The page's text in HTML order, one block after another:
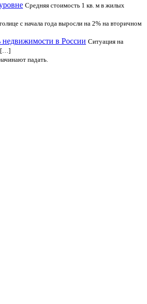
Средняя стоимость 1 кв. м в жилых
с начала года выросли на 2% на вторичном
в России Ситуация на
[…]
падать.